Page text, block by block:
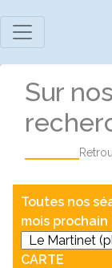
Sur
Toutes nos
mois prochain
CARTE